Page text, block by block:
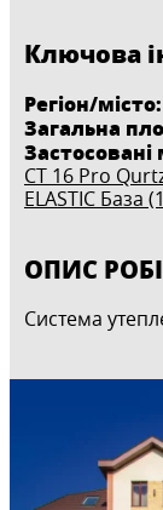
Ключова
Регіон/місто:
Загальна
Застосовані
CT 16 Pro
ELASTIC База
ОПИС
Система